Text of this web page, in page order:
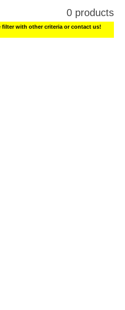
0 products
filter with other criteria or contact us!